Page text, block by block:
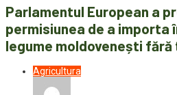
Parlamentul European a
permisiunea de a importa
legume moldovenești fără
Agricultura